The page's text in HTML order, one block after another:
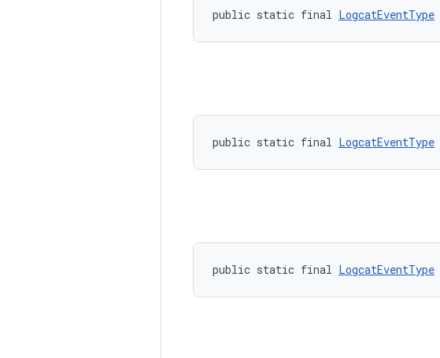
public static final LogcatEventType
public static final LogcatEventType
public static final LogcatEventType